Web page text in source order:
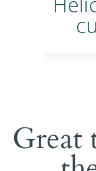
Great